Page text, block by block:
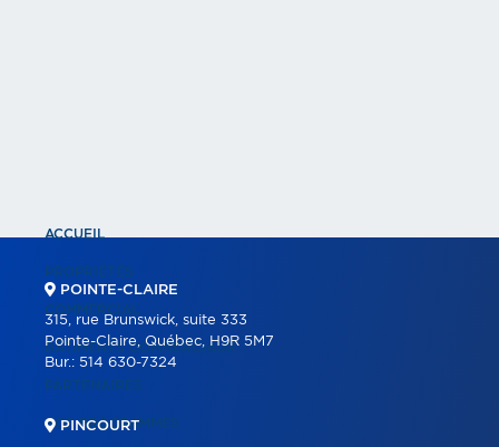
ACCUEIL
PROPRIÉTÉS
COMMERCIAL
BÂTIMENTS COMMERCIAUX
PARTENAIRES
NOS PROGRAMMES
POINTE-CLAIRE
315, rue Brunswick, suite 333
Pointe-Claire, Québec, H9R 5M7
Bur.: 514 630-7324
PINCOURT